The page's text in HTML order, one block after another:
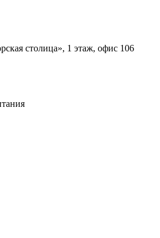
столица», 1 этаж, офис 106